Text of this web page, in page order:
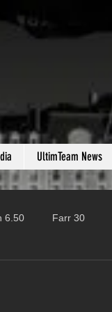
UltimTeam News
6.50 Farr 30